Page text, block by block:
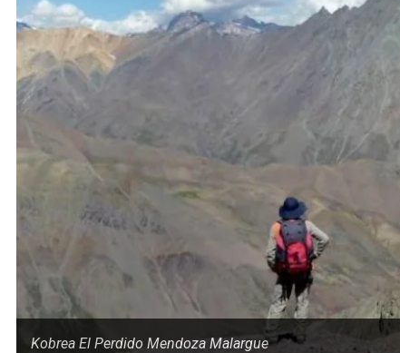
Kobrea El Perdido Mendoza Malargue